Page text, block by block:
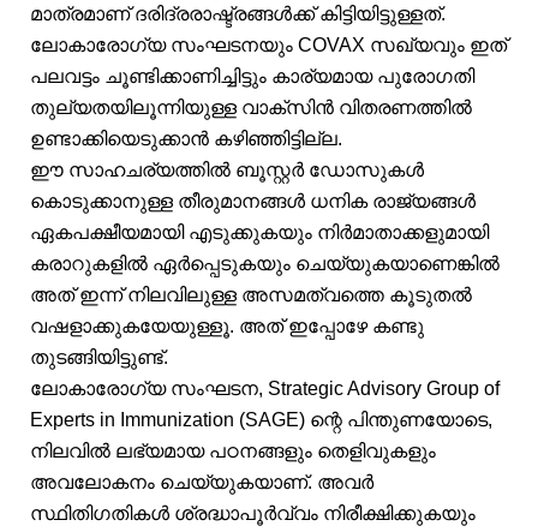
മാത്രമാണ് ദരിദ്രരാഷ്ട്രങ്ങൾക്ക് കിട്ടിയിട്ടുള്ളത്.
ലോകാരോഗ്യ സംഘടനയും COVAX സഖ്യവും ഇത്
പലവട്ടം ചൂണ്ടിക്കാണിച്ചിട്ടും കാര്യമായ പുരോഗതി
തുല്യതയിലൂന്നിയുള്ള വാക്‌സിൻ വിതരണത്തിൽ
ഉണ്ടാക്കിയെടുക്കാൻ കഴിഞ്ഞിട്ടില്ല.
ഈ സാഹചര്യത്തിൽ ബൂസ്റ്റർ ഡോസുകൾ
കൊടുക്കാനുള്ള തീരുമാനങ്ങൾ ധനിക രാജ്യങ്ങൾ
ഏകപക്ഷീയമായി എടുക്കുകയും നിർമാതാക്കളുമായി
കരാറുകളിൽ ഏർപ്പെടുകയും ചെയ്യുകയാണെങ്കിൽ
അത് ഇന്ന് നിലവിലുള്ള അസമത്വത്തെ കൂടുതൽ
വഷളാക്കുകയേയുള്ളൂ. അത് ഇപ്പോഴേ കണ്ടു
തുടങ്ങിയിട്ടുണ്ട്.
ലോകാരോഗ്യ സംഘടന, Strategic Advisory Group of
Experts in Immunization (SAGE) ന്റെ പിന്തുണയോടെ,
നിലവിൽ ലഭ്യമായ പഠനങ്ങളും തെളിവുകളും
അവലോകനം ചെയ്യുകയാണ്. അവർ
സ്ഥിതിഗതികൾ ശ്രദ്ധാപൂർവ്വം നിരീക്ഷിക്കുകയും